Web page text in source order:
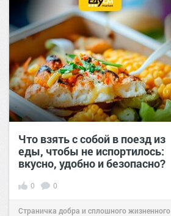
Что взять с собой в поезд из
еды, чтобы не испортилось:
вкусно, удобно и безопасно?
0 0
Страничка добра и сплошного жизненного